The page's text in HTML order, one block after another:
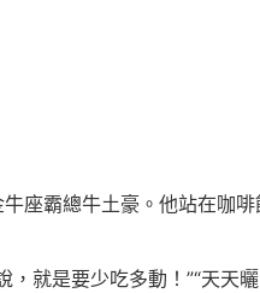
座霸總牛土豪。他站在咖
，就是要少吃多動！”“天天